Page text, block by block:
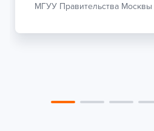
МГУУ Правительства Москвы